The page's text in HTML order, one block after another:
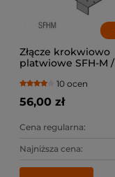
Złącze krokwiowo
platwiowe SFH-M /
10 ocen
56,00 zł
Cena regularna:
Najniższa cena: